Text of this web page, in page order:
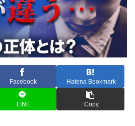
Facebook Hatena Bookmark
LINE Copy